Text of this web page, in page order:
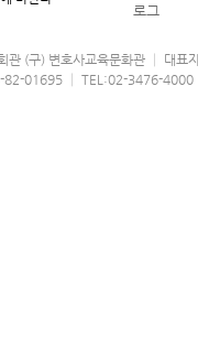
관 (구) 변호사교육문화관 │ 대표
82-01695 │ TEL:02-3476-